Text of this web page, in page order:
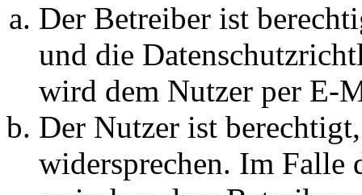
Der Betreiber ist
und die
wird dem Nutzer per E-
Der Nutzer ist
widersprechen. Im Falle